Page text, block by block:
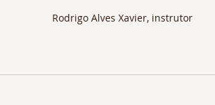
Rodrigo Alves Xavier, instrutor